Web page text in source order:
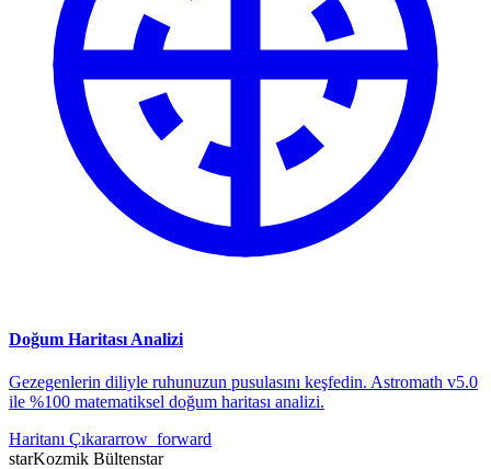
Doğum Haritası Analizi
Gezegenlerin diliyle ruhunuzun pusulasını keşfedin. Astromath v5.0
ile %100 matematiksel doğum haritası analizi.
Haritanı Çıkararrow_forward
starKozmik Bültenstar